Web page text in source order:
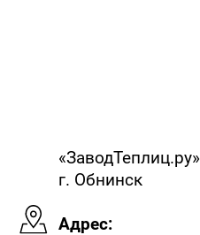
«ЗаводТеплиц.ру»
г. Обнинск
Адрес: